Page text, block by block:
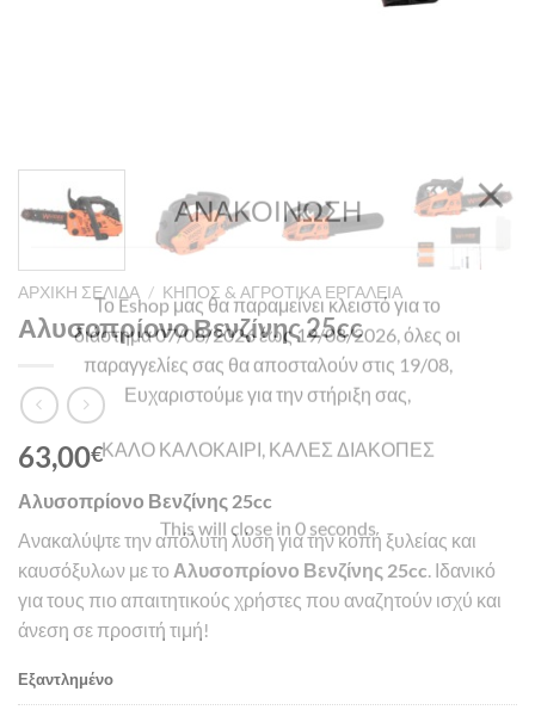
ΑΡΧΙΚΉ ΣΕΛΊΔΑ / ΚΉΠΟΣ & ΑΓΡΟΤΙΚΆ ΕΡΓΑΛΕΊΑ
Αλυσοπρίονο Βενζίνης 25cc
63,00€
Αλυσοπρίονο Βενζίνης 25cc
Ανακαλύψτε την απόλυτη λύση για την κοπή ξυλείας και
καυσόξυλων με το Αλυσοπρίονο Βενζίνης 25cc. Ιδανικό
για τους πιο απαιτητικούς χρήστες που αναζητούν ισχύ και
άνεση σε προσιτή τιμή!
Εξαντλημένο